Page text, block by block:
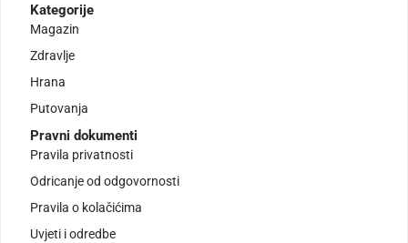
Kategorije
Magazin
Zdravlje
Hrana
Putovanja
Pravni dokumenti
Pravila privatnosti
Odricanje od odgovornosti
Pravila o kolačićima
Uvjeti i odredbe